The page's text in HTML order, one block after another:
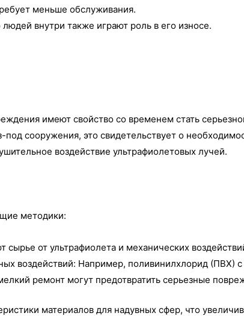
меньше обслуживания.
внутри также играют роль в его износе.
имеют свойство со временем стать
сооружения, это свидетельствует о
воздействие ультрафиолетовых лучей.
методики:
от ультрафиолета и механических
воздействий: Например, поливинилхлорид (ПВХ)
ремонт могут предотвратить серьезные
материалов для надувных сфер, что